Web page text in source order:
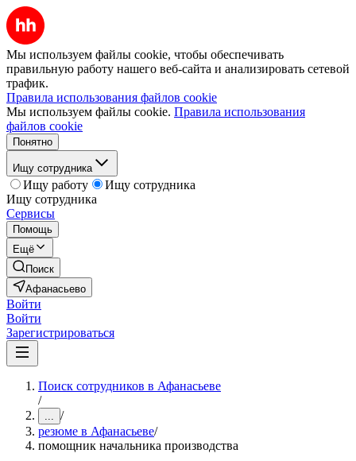
Мы используем файлы cookie, чтобы обеспечивать
правильную работу нашего веб-сайта и анализировать сетевой
трафик.
Правила использования файлов cookie
Мы используем файлы cookie. Правила использования
файлов cookie
Понятно
Ищу сотрудника
Ищу работу
Ищу сотрудника
Ищу сотрудника
Сервисы
Помощь
Ещё
Поиск
Афанасьево
Войти
Войти
Зарегистрироваться
Поиск сотрудников в Афанасьеве
/
... /
резюме в Афанасьеве/
помощник начальника производства